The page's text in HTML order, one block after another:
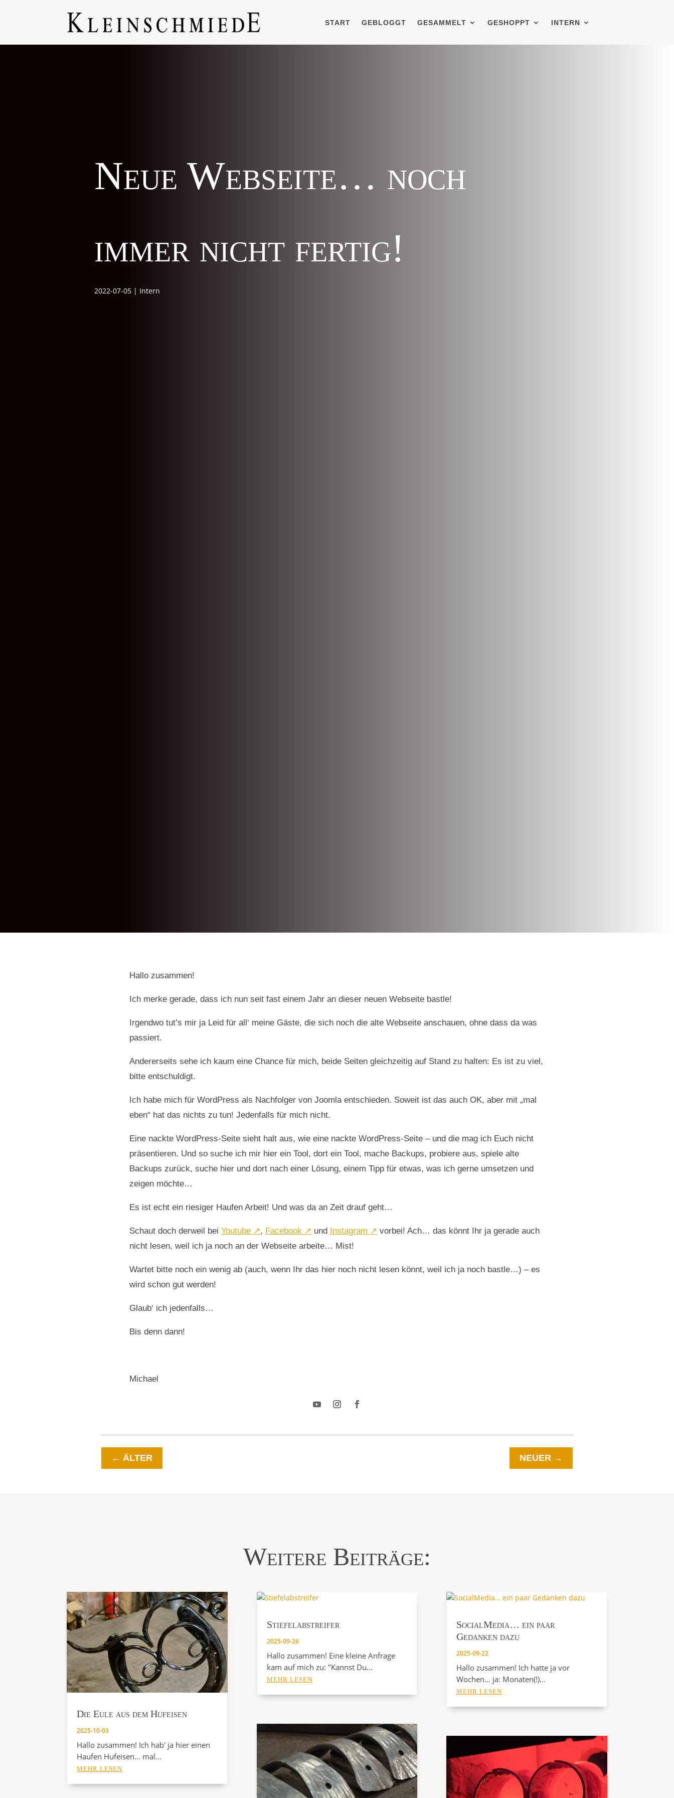
START GEBLOGGT GESAMMELT GESHOPPT INTERN
Neue Webseite… noch
immer nicht fertig!
2022-07-05 | Intern
Hallo zusammen!
Ich merke gerade, dass ich nun seit fast einem Jahr an dieser neuen Webseite bastle!
Irgendwo tut’s mir ja Leid für all‘ meine Gäste, die sich noch die alte Webseite anschauen, ohne dass da was
passiert.
Andererseits sehe ich kaum eine Chance für mich, beide Seiten gleichzeitig auf Stand zu halten: Es ist zu viel,
bitte entschuldigt.
Ich habe mich für WordPress als Nachfolger von Joomla entschieden. Soweit ist das auch OK, aber mit „mal
eben“ hat das nichts zu tun! Jedenfalls für mich nicht.
Eine nackte WordPress-Seite sieht halt aus, wie eine nackte WordPress-Seite – und die mag ich Euch nicht
präsentieren. Und so suche ich mir hier ein Tool, dort ein Tool, mache Backups, probiere aus, spiele alte
Backups zurück, suche hier und dort nach einer Lösung, einem Tipp für etwas, was ich gerne umsetzen und
zeigen möchte…
Es ist echt ein riesiger Haufen Arbeit! Und was da an Zeit drauf geht…
Schaut doch derweil beiYoutube ↗, Facebook ↗ und Instagram ↗ vorbei! Ach… das könnt Ihr ja gerade auch
nicht lesen, weil ich ja noch an der Webseite arbeite… Mist!
Wartet bitte noch ein wenig ab (auch, wenn Ihr das hier noch nicht lesen könnt, weil ich ja noch bastle…) – es
wird schon gut werden!
Glaub‘ ich jedenfalls…
Bis denn dann!
Michael
← ÄLTER NEUER →
Weitere Beiträge:
Die Eule aus dem Hufeisen
2025-10-03
Hallo zusammen! Ich hab' ja hier einen
Haufen Hufeisen... mal...
MEHR LESEN
Stiefelabstreifer
2025-09-26
Hallo zusammen! Eine kleine Anfrage
kam auf mich zu: "Kannst Du...
MEHR LESEN
SocialMedia… ein paar
Gedanken dazu
2025-09-22
Hallo zusammen! Ich hatte ja vor
Wochen… ja: Monaten(!)...
MEHR LESEN